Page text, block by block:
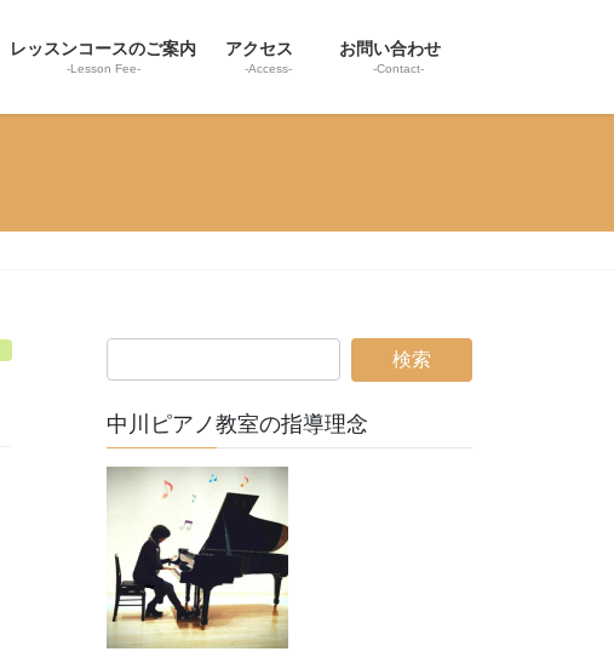
レッスンコースのご案内
-Lesson Fee-
アクセス
-Access-
お問い合わせ
-Contact-
中川ピアノ教室の指導理念